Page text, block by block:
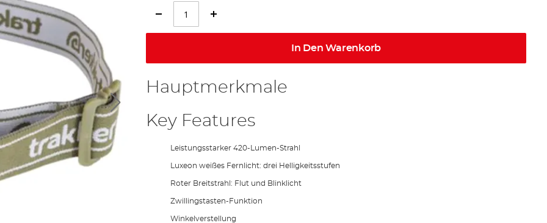
In Den Warenkorb
Hauptmerkmale
Key Features
Leistungsstarker 420-Lumen-Strahl
Luxeon weißes Fernlicht: drei Helligkeitsstufen
Roter Breitstrahl: Flut und Blinklicht
Zwillingstasten-Funktion
Winkelverstellung